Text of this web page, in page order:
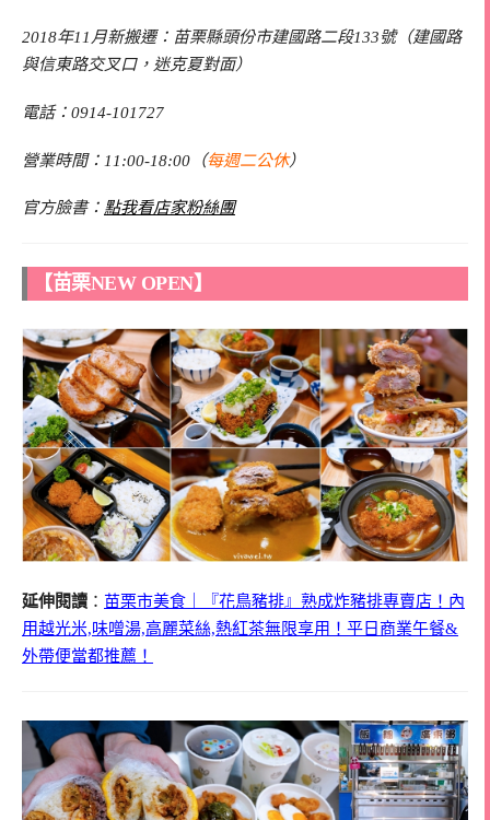
2018年11月新搬遷：苗栗縣頭份市建國路二段133號（建國路
與信東路交叉口，迷克夏對面）
電話：0914-101727
營業時間：11:00-18:00（每週二公休）
官方臉書： 點我看店家粉絲團
【苗栗NEW OPEN】
延伸閱讀 ： 苗栗市美食｜『花鳥豬排』熟成炸豬排專賣店！內
用越光米,味噌湯,高麗菜絲,熱紅茶無限享用！平日商業午餐&
外帶便當都推薦！